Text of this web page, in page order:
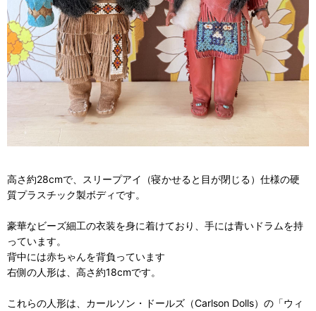
高さ約28cmで、スリープアイ（寝かせると目が閉じる）仕様の硬
質プラスチック製ボディです。
豪華なビーズ細工の衣装を身に着けており、手には青いドラムを持
っています。
背中には赤ちゃんを背負っています
右側の人形は、高さ約18cmです。
これらの人形は、カールソン・ドールズ（Carlson Dolls）の「ウィ